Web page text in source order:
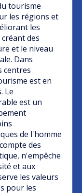
tourisme
les régions et
les
des
et le niveau
Dans
centres
est en
Le
est un
de l'homme
des
n'empêche
et aux
les valeurs
pour les